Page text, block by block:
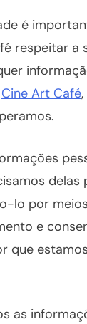
é
respeitar a
Cine Art Café
delas
lo por
e
que
as